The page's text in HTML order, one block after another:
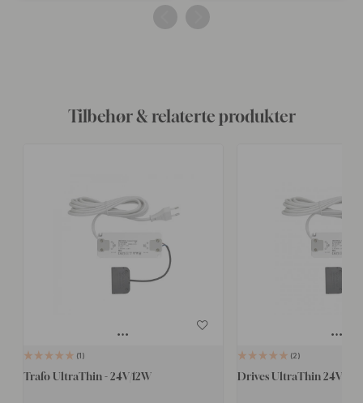
Tilbehør & relaterte produkter
1
Trafo UltraThin - 24V/12W
2
Drives UltraThin 24V/